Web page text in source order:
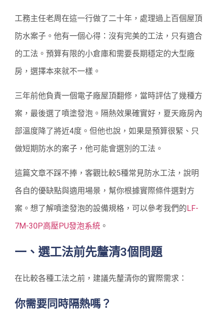
工務主任老周在這一行做了二十年，處理過上百個屋頂
防水案子。他有一個心得：沒有完美的工法，只有適合
的工法。預算有限的小倉庫和需要長期穩定的大型廠
房，選擇本來就不一樣。
三年前他負責一個電子廠屋頂翻修，當時評估了幾種方
案，最後選了噴塗發泡。隔熱效果確實好，夏天廠房內
部溫度降了將近4度。但他也說，如果是預算很緊、只
做短期防水的案子，他可能會選別的工法。
這篇文章不踩不捧，客觀比較5種常見防水工法，說明
各自的優缺點與適用場景，幫你根據實際條件選對方
案。想了解噴塗發泡的設備規格，可以參考我們的 LF-
7M-30P高壓PU發泡系統 。
一、選工法前先釐清3個問題
在比較各種工法之前，建議先釐清你的實際需求：
你需要同時隔熱嗎？